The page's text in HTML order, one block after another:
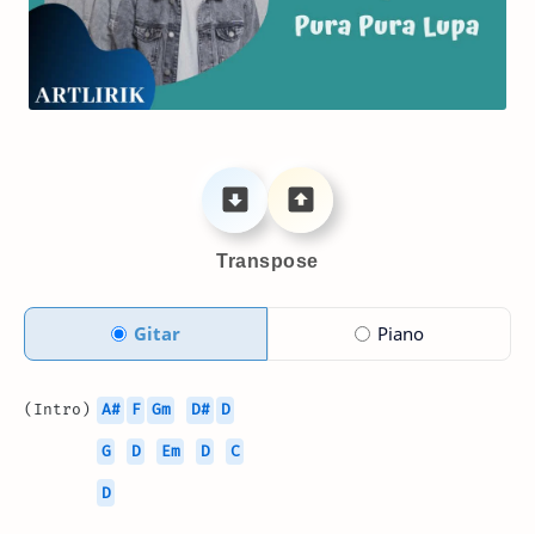
Transpose
Gitar Piano
(Intro) A# F Gm D# D
G D Em D C
D